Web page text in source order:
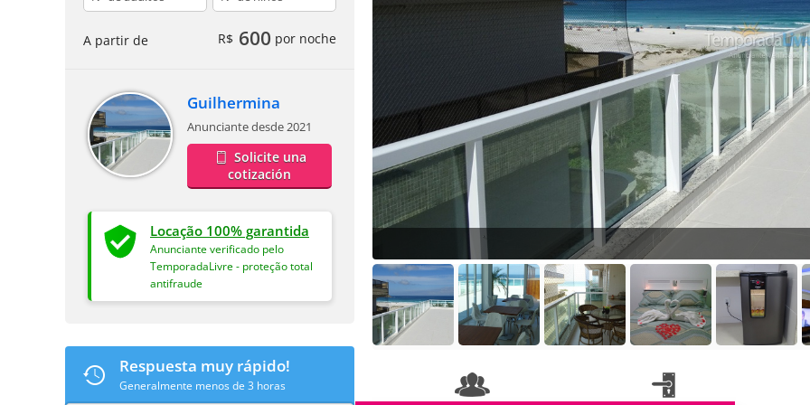
A partir de R$ 600 por noche
Guilhermina
Anunciante desde 2021
Solicite una
cotización
Locação 100% garantida
Anunciante verificado pelo
TemporadaLivre - proteção total
antifraude
Respuesta muy rápido!
Generalmente menos de 3 horas